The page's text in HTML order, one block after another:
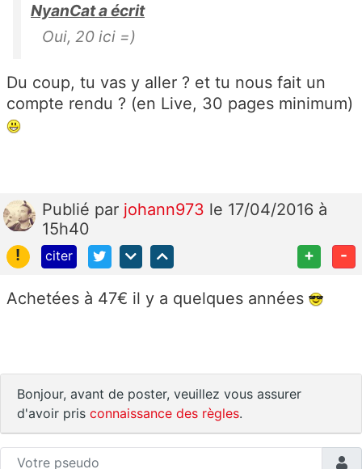
NyanCat a écrit
Oui, 20 ici =)
Du coup, tu vas y aller ? et tu nous fait un
compte rendu ? (en Live, 30 pages minimum)
Publié par johann973 le 17/04/2016 à
15h40
!
citer + -
Achetées à 47€ il y a quelques années
Bonjour, avant de poster, veuillez vous assurer
d'avoir pris connaissance des règles.